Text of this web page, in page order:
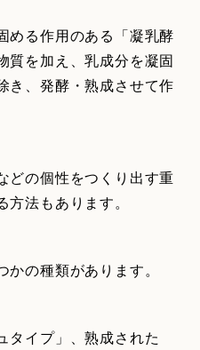
める作用のある「凝乳酵
質を加え、乳成分を凝固
き、発酵・熟成させて作
どの個性をつくり出す重
法もあります。
の種類があります。
タイプ」、熟成された